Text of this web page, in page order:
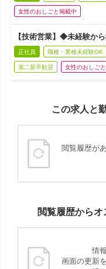
女性のおしごと掲載中
【技術営業】◆未経験か
正社員 職種・業種未経験OK
第二新卒歓迎 女性のおしご
この求人と
閲覧履歴が
閲覧履歴から
情
画面の更新